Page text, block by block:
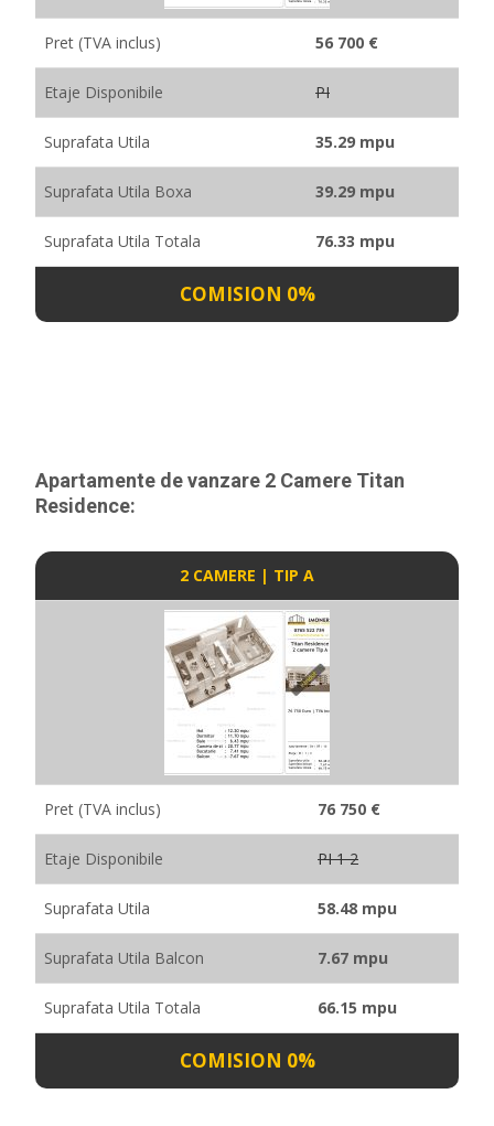
Pret (TVA inclus) 56 700 €
Etaje Disponibile PI
Suprafata Utila 35.29 mpu
Suprafata Utila Boxa 39.29 mpu
Suprafata Utila Totala 76.33 mpu
COMISION 0%
Apartamente de vanzare 2 Camere Titan
Residence:
2 CAMERE | TIP A
Pret (TVA inclus) 76 750 €
Etaje Disponibile PI 1 2
Suprafata Utila 58.48 mpu
Suprafata Utila Balcon 7.67 mpu
Suprafata Utila Totala 66.15 mpu
COMISION 0%